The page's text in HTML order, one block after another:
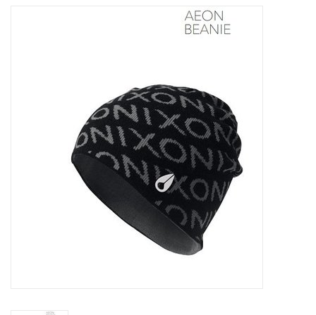
Lycra's & UV protection